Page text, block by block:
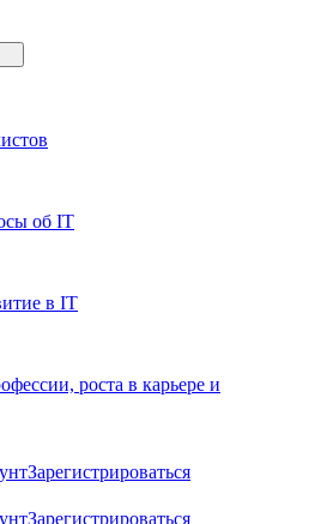
об IT
в IT
роста в карьере и
Зарегистрироваться
Зарегистрироваться